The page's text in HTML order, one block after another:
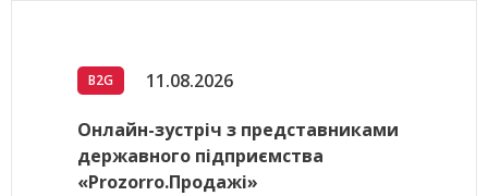
B2G 11.08.2026
Онлайн-зустріч з представниками
державного підприємства
«Prozorro.Продажі»